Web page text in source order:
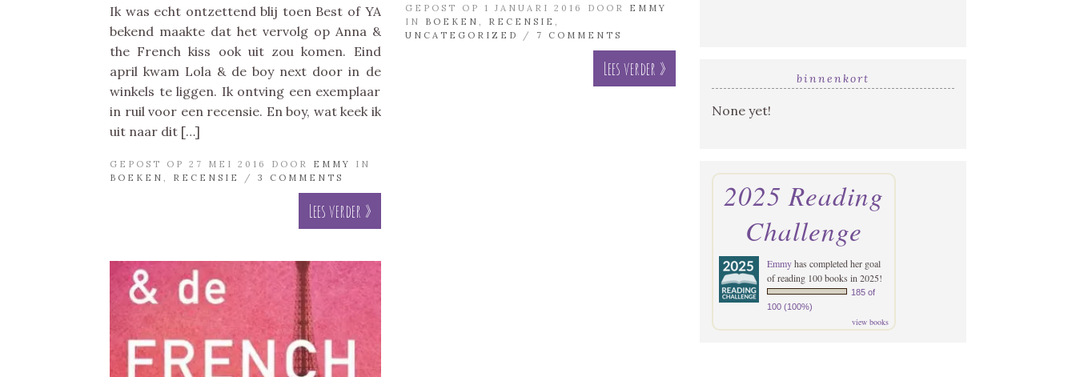
Ik was echt ontzettend blij toen Best of YA
bekend maakte dat het vervolg op Anna &
the French kiss ook uit zou komen. Eind
april kwam Lola & de boy next door in de
winkels te liggen. Ik ontving een exemplaar
in ruil voor een recensie. En boy, wat keek ik
uit naar dit […]
GEPOST OP 27 MEI 2016 DOOR EMMY
IN
BOEKEN , RECENSIE / 3 COMMENTS
Lees verder »
GEPOST OP 1 JANUARI 2016 DOOR
EMMY
IN
BOEKEN , RECENSIE ,
UNCATEGORIZED
/ 7 COMMENTS
Lees verder » binnenkort
None yet!
2025 Reading
Challenge
Emmyhas completed her goal
of reading 100 books in 2025!
185 of
100 (100%)
view books